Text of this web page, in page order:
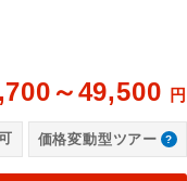
にかかる費用はお客様負
～49,500 円
価格変動型ツアー